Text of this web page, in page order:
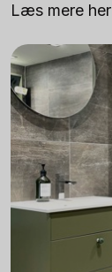
Læs mere her